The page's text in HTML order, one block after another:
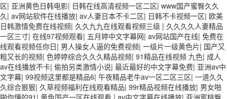
区| 亚洲黄色日韩电影| 日韩在线高清视频一区二区| www国产蜜臀久久
久 | av网站软件在线播放| av人妻日本不卡二区| 日韩不卡视频一区| 欧美
日韩激情免费在线视频| 久久九九在线观看视频三级 | 久久久久人妻精品
一区三寸| 在线97视频观看| 五月婷中文字幕网| av网站国产在线| 免费在
线观看视频任你日| 男人操女人逼的免费视频| 一级片一级黄色片| 国产又
粗又长的视频| 色婷婷综合久久久精品视频| 91精品在线视频 九色| 成人
av在线播放不卡| 偷拍另类激情小说| 最近最好的中文字幕免费| 亚洲av中
文字幕| 99视频这里都是精品6| 午夜精品老牛av一区二区三区| 一道久久
久综合狠狠| 久草视频福利在线观看精品| 99r精品视频在线播放| 男女啪
啪你懂的91 | 黄色国产一区在线观看 | av中文字幕在线播放| 亚洲蜜桃臀